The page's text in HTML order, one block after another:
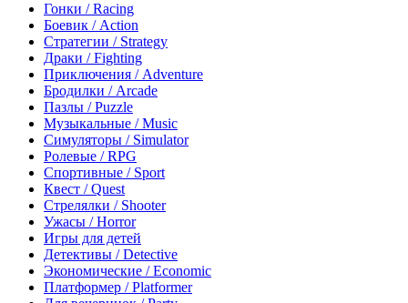
Гонки / Racing
Боевик / Action
Стратегии / Strategy
Драки / Fighting
Приключения / Adventure
Бродилки / Arcade
Пазлы / Puzzle
Музыкальные / Music
Симуляторы / Simulator
Ролевые / RPG
Спортивные / Sport
Квест / Quest
Стрелялки / Shooter
Ужасы / Horror
Игры для детей
Детективы / Detective
Экономические / Economic
Платформер / Platformer